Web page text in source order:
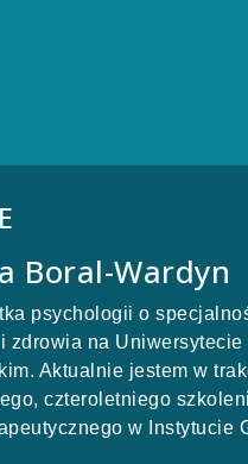
Boral-Wardyn
psychologii o
zdrowia na Uniwersytecie
Aktualnie jestem w
czteroletniego
w Instytucie